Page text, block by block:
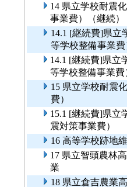
14 県立学校耐震
事業費）（継続）
14.1 [継続費]県立
等学校整備事業費
14.1 [継続費]県立
等学校整備事業
15 県立学校耐震
費）
15.1 [継続費]県立
震対策事業費）
16 高等学校跡地
17 県立智頭農林
業
18 県立倉吉農業